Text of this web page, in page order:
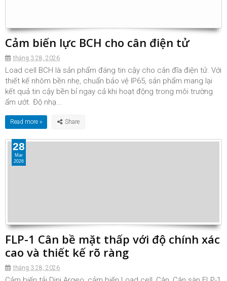
Cảm biến lực BCH cho cân điện tử
tháng 3 28, 2026
Load cell BCH là sản phẩm đáng tin cậy cho cân đĩa điện tử. Với
thiết kế nhôm bền nhẹ, chuẩn bảo vệ IP65, sản phẩm mang lại
kết quả tin cậy bền bỉ ngay cả khi hoạt động trong môi trường
ẩm ướt. Độ nhạ...
Read more »
FLP-1 Cân bề mặt thấp với độ chính xác
cao và thiết kế rõ ràng
tháng 3 28, 2026
28
Mar
2026